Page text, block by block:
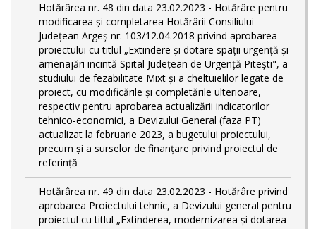
Hotărârea nr. 48 din data 23.02.2023 - Hotărâre pentru
modificarea și completarea Hotărârii Consiliului
Județean Argeș nr. 103/12.04.2018 privind aprobarea
proiectului cu titlul „Extindere și dotare spații urgență și
amenajări incintă Spital Județean de Urgență Pitești", a
studiului de fezabilitate Mixt și a cheltuielilor legate de
proiect, cu modificările și completările ulterioare,
respectiv pentru aprobarea actualizării indicatorilor
tehnico-economici, a Devizului General (faza PT)
actualizat la februarie 2023, a bugetului proiectului,
precum și a surselor de finanțare privind proiectul de
referință
Hotărârea nr. 49 din data 23.02.2023 - Hotărâre privind
aprobarea Proiectului tehnic, a Devizului general pentru
proiectul cu titlul „Extinderea, modernizarea și dotarea